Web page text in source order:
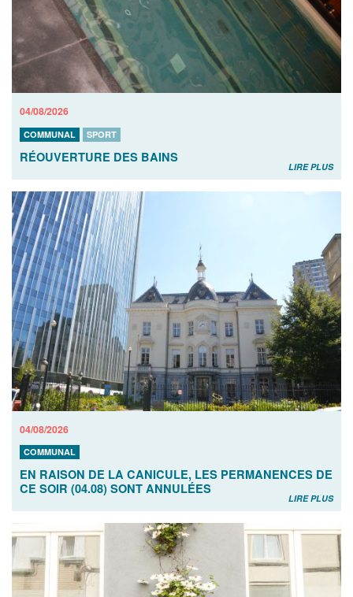
04/08/2026
COMMUNAL SPORT
RÉOUVERTURE DES BAINS
LIRE PLUS
04/08/2026
COMMUNAL
EN RAISON DE LA CANICULE, LES PERMANENCES DE
CE SOIR (04.08) SONT ANNULÉES
LIRE PLUS